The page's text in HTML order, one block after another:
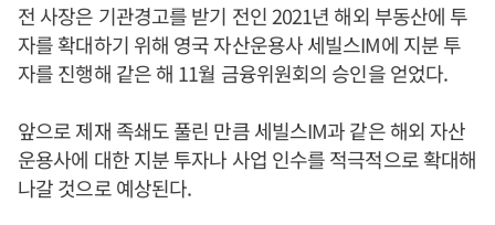
전 사장은 기관경고를 받기 전인 2021년 해외 부동산에 투
자를 확대하기 위해 영국 자산운용사 세빌스IM에 지분 투
자를 진행해 같은 해 11월 금융위원회의 승인을 얻었다.
앞으로 제재 족쇄도 풀린 만큼 세빌스IM과 같은 해외 자산
운용사에 대한 지분 투자나 사업 인수를 적극적으로 확대해
나갈 것으로 예상된다.